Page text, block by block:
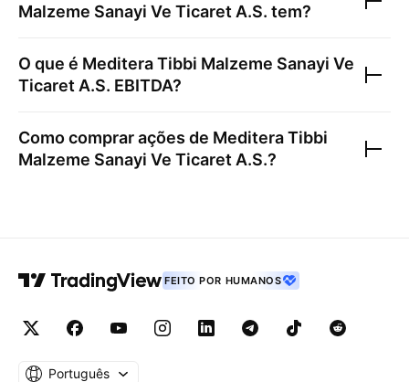
Malzeme Sanayi Ve Ticaret A.S. tem?
O que é Meditera Tibbi Malzeme Sanayi Ve
Ticaret A.S. EBITDA?
Como comprar ações de Meditera Tibbi
Malzeme Sanayi Ve Ticaret A.S.?
FEITO POR HUMANOS
Português